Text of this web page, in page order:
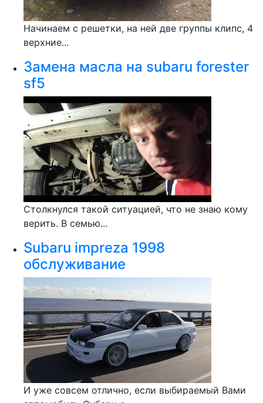
Начинаем с решетки, на ней две группы клипс, 4
верхние...
Замена масла на subaru forester
sf5
Столкнулся такой ситуацией, что не знаю кому
верить. В семью...
Subaru impreza 1998
обслуживание
И уже совсем отлично, если выбираемый Вами